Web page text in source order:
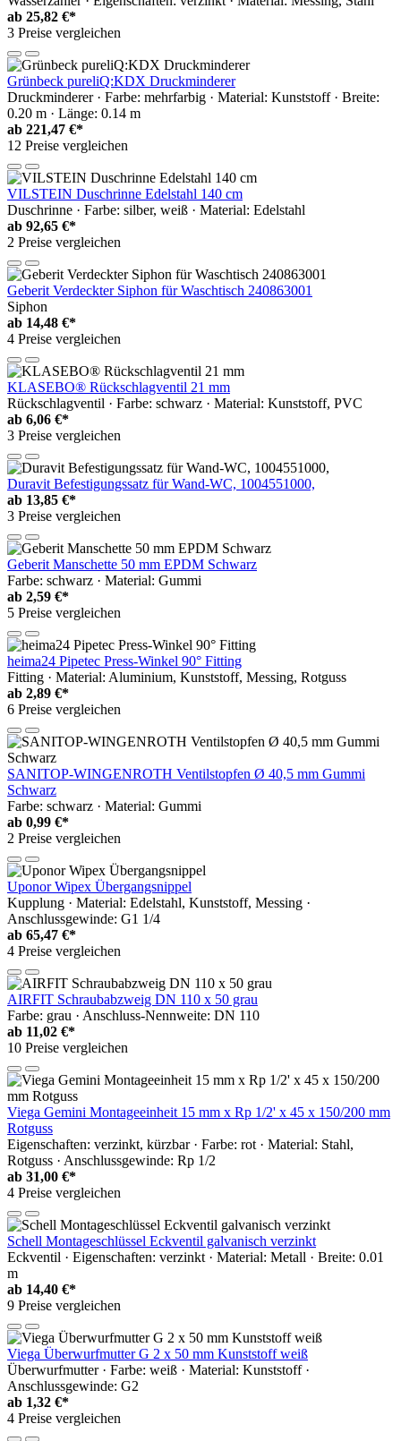
ab 25,82 €*
3 Preise vergleichen
Grünbeck pureliQ:KDX Druckminderer
Druckminderer · Farbe: mehrfarbig · Material: Kunststoff · Breite:
0.20 m · Länge: 0.14 m
ab 221,47 €*
12 Preise vergleichen
VILSTEIN Duschrinne Edelstahl 140 cm
Duschrinne · Farbe: silber, weiß · Material: Edelstahl
ab 92,65 €*
2 Preise vergleichen
Geberit Verdeckter Siphon für Waschtisch 240863001
Siphon
ab 14,48 €*
4 Preise vergleichen
KLASEBO® Rückschlagventil 21 mm
Rückschlagventil · Farbe: schwarz · Material: Kunststoff, PVC
ab 6,06 €*
3 Preise vergleichen
Duravit Befestigungssatz für Wand-WC, 1004551000,
ab 13,85 €*
3 Preise vergleichen
Geberit Manschette 50 mm EPDM Schwarz
Farbe: schwarz · Material: Gummi
ab 2,59 €*
5 Preise vergleichen
heima24 Pipetec Press-Winkel 90° Fitting
Fitting · Material: Aluminium, Kunststoff, Messing, Rotguss
ab 2,89 €*
6 Preise vergleichen
SANITOP-WINGENROTH Ventilstopfen Ø 40,5 mm Gummi
Schwarz
Farbe: schwarz · Material: Gummi
ab 0,99 €*
2 Preise vergleichen
Uponor Wipex Übergangsnippel
Kupplung · Material: Edelstahl, Kunststoff, Messing ·
Anschlussgewinde: G1 1/4
ab 65,47 €*
4 Preise vergleichen
AIRFIT Schraubabzweig DN 110 x 50 grau
Farbe: grau · Anschluss-Nennweite: DN 110
ab 11,02 €*
10 Preise vergleichen
Viega Gemini Montageeinheit 15 mm x Rp 1/2' x 45 x 150/200 mm
Rotguss
Eigenschaften: verzinkt, kürzbar · Farbe: rot · Material: Stahl,
Rotguss · Anschlussgewinde: Rp 1/2
ab 31,00 €*
4 Preise vergleichen
Schell Montageschlüssel Eckventil galvanisch verzinkt
Eckventil · Eigenschaften: verzinkt · Material: Metall · Breite: 0.01
m
ab 14,40 €*
9 Preise vergleichen
Viega Überwurfmutter G 2 x 50 mm Kunststoff weiß
Überwurfmutter · Farbe: weiß · Material: Kunststoff ·
Anschlussgewinde: G2
ab 1,32 €*
4 Preise vergleichen